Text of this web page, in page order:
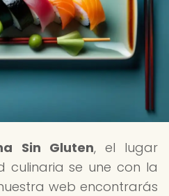
Sin Gluten, el lugar
culinaria se une con la
web encontrarás